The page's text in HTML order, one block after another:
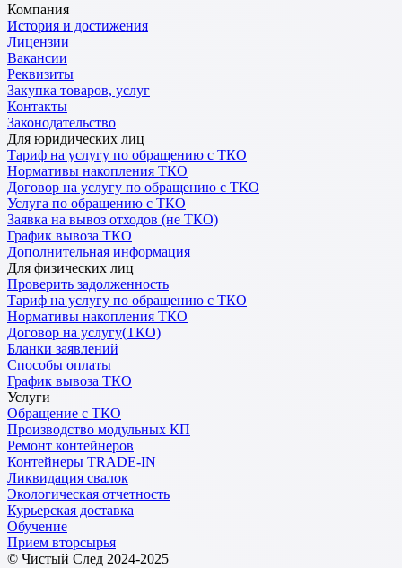
Компания
История и достижения
Лицензии
Вакансии
Реквизиты
Закупка товаров, услуг
Контакты
Законодательство
Для юридических лиц
Тариф на услугу по обращению с ТКО
Нормативы накопления ТКО
Договор на услугу по обращению с ТКО
Услуга по обращению с ТКО
Заявка на вывоз отходов (не ТКО)
График вывоза ТКО
Дополнительная информация
Для физических лиц
Проверить задолженность
Тариф на услугу по обращению с ТКО
Нормативы накопления ТКО
Договор на услугу(ТКО)
Бланки заявлений
Способы оплаты
График вывоза ТКО
Услуги
Обращение с ТКО
Производство модульных КП
Ремонт контейнеров
Контейнеры TRADE-IN
Ликвидация свалок
Экологическая отчетность
Курьерская доставка
Обучение
Прием вторсырья
© Чистый След 2024-2025